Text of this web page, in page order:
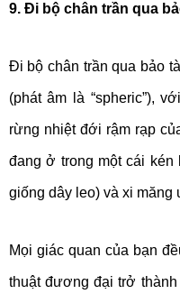
9. Đi bộ chân trần qua
Đi bộ chân trần qua bảo
(phát âm là “spheric”),
rừng nhiệt đới rậm rạp
đang ở trong một cái
giống dây leo) và xi măng
Mọi giác quan của bạn
thuật đương đại trở